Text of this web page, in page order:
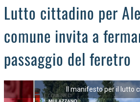
Lutto cittadino per
comune invita a
passaggio del feretro
Il manifesto per il lutto